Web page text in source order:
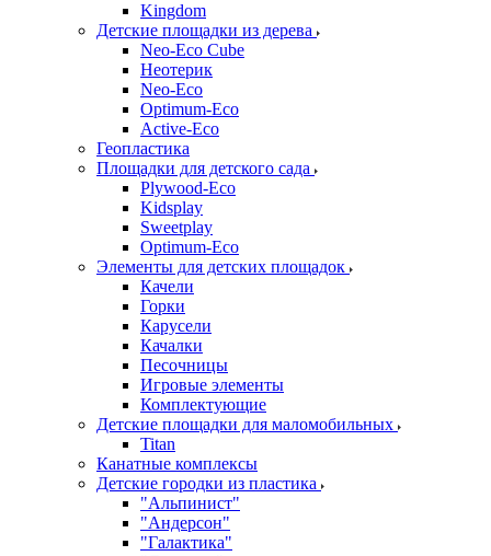
Kingdom
Детские площадки из дерева
Neo-Eco Cube
Неотерик
Neo-Eco
Оptimum-Еco
Active-Eco
Геопластика
Площадки для детского сада
Plywood-Eco
Kidsplay
Sweetplay
Оptimum-Еco
Элементы для детских площадок
Качели
Горки
Карусели
Качалки
Песочницы
Игровые элементы
Комплектующие
Детские площадки для маломобильных
Titan
Канатные комплексы
Детские городки из пластика
"Альпинист"
"Андерсон"
"Галактика"